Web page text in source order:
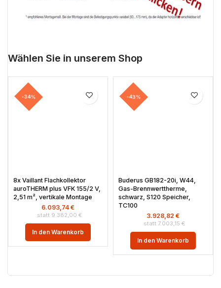
Wählen Sie in unserem Shop
-34%
8x Vaillant Flachkollektor
auroTHERM plus VFK 155/2 V,
2,51 m², vertikale Montage
9.382,00 €
6.093,74 €
In den Warenkorb
-43%
Buderus GB182-20i, W44,
Gas-Brennwerttherme,
schwarz, S120 Speicher,
TC100
7.003,15 €
3.928,82 €
In den Warenkorb